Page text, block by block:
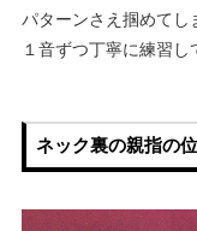
パターンさえ掴めてし
１音ずつ丁寧に練習し
ネック裏の親指の